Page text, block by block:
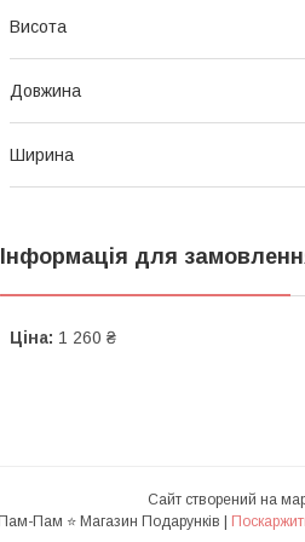
Висота
Довжина
Ширина
Інформація для
Ціна: 1 260 ₴
Сайт створений на
✅ Пам-Пам ⭐ Магазин Подарунків |